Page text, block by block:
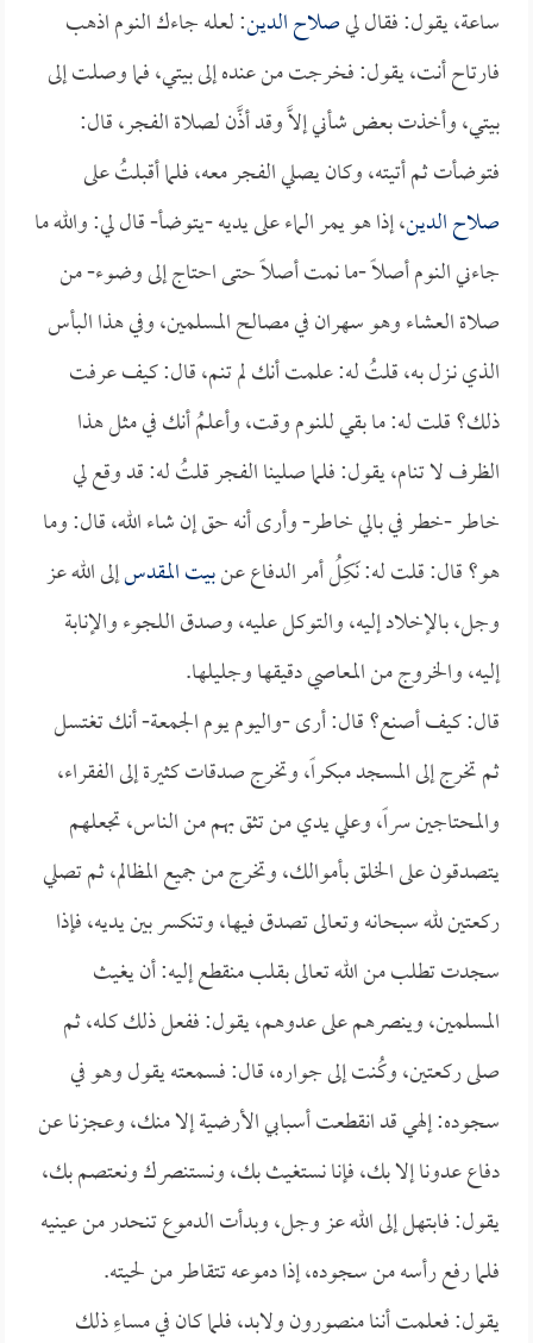
ساعة، يقول: فقال ليصلاح الدين: لعله جاءك النوم اذهب
فارتاح أنت، يقول: فخرجت من عنده إلى بيتي، فما وصلت إلى
بيتي، وأخذت بعض شأني إلاَّ وقد أذَّن لصلاة الفجر، قال:
فتوضأت ثم أتيته، وكان يصلي الفجر معه، فلما أقبلتُ على
صلاح الدين، إذا هو يمر الماء على يديه -يتوضأ- قال لي: والله ما
جاءني النوم أصلاً -ما نمت أصلاً حتى احتاج إلى وضوء- من
صلاة العشاء وهو سهران في مصالح المسلمين، وفي هذا البأس
الذي نـزل به، قلتُ له: علمت أنك لم تنم، قال: كيف عرفت
ذلك؟ قلت له: ما بقي للنوم وقت، وأعلمُ أنك في مثل هذا
الظرف لا تنام، يقول: فلما صلينا الفجر قلتُ له: قد وقع لي
خاطر -خطر في بالي خاطر- وأرى أنه حق إن شاء الله، قال: وما
هو؟ قال: قلت له: نَكِلُ أمر الدفاع عنبيت المقدسإلى الله عز
وجل، بالإخلاد إليه، والتوكل عليه، وصدق اللجوء والإنابة
إليه، والخروج من المعاصي دقيقها وجليلها.
قال: كيف أصنع؟ قال: أرى -واليوم يوم الجمعة- أنك تغتسل
ثم تخرج إلى المسجد مبكراً، وتخرج صدقات كثيرة إلى الفقراء،
والمحتاجين سراً، وعلي يدي من تثق بهم من الناس، تجعلهم
يتصدقون على الخلق بأموالك، وتخرج من جميع المظالم، ثم تصلي
ركعتين لله سبحانه وتعالى تصدق فيها، وتنكسر بين يديه، فإذا
سجدت تطلب من الله تعالى بقلب منقطع إليه: أن يغيث
المسلمين، وينصرهم على عدوهم، يقول: ففعل ذلك كله، ثم
صلى ركعتين، وكُنت إلى جواره، قال: فسمعته يقول وهو في
سجوده: إلهي قد انقطعت أسبابي الأرضية إلا منك، وعجزنا عن
دفاع عدونا إلا بك، فإنا نستغيث بك، ونستنصرك ونعتصم بك،
يقول: فابتهل إلى الله عز وجل، وبدأت الدموع تنحدر من عينيه
فلما رفع رأسه من سجوده، إذا دموعه تتقاطر من لحيته.
يقول: فعلمت أننا منصورون ولابد، فلما كان في مساءِ ذلك